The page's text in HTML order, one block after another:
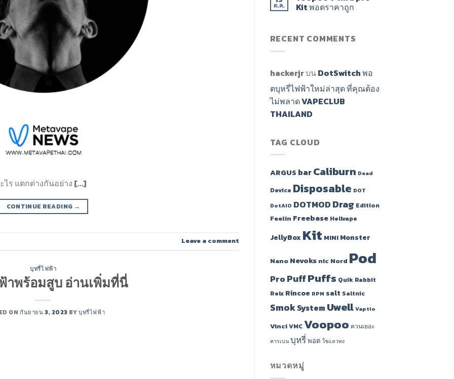
ไร แตกต่างกันอย่าง […]
CONTINUE READING →
Leave a comment
บุหรี่ไฟฟ้า
าพร้อมสูบ อ่านเพิ่มที่นี่
ON กันยายน 3, 2023 BYบุหรี่ไฟฟ้า
ต.ค. Kit พอตราคาถูก
RECENT COMMENTS
hackerjrบนDotSwitch พอ
ตบุหรี่ไฟฟ้าใหม่ล่าสุด ที่คุณต้อง
ไม่พลาด VAPECLUB
THAILAND
TAG CLOUD
ARGUS barCaliburn Dead
Device Disposable DOT
DotAIO DOTMOD Drag Edition
Feelin Freebase Hellvape
JellyBox Kit MINI Monster
Nano Nevoks nic Nord Pod
ProPuffPuffs Quik Rabbit
Relx Rincoe RPM salt Saltnic
SmokSystem Uwell Vaptio
VinciVMCVoopoo ควนเยอะ
คารเบน บุหรี่พอต ใชแลวทง
หมวดหมู่